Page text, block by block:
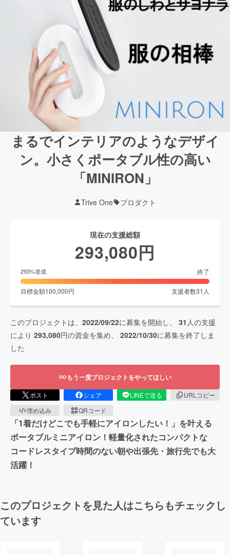
まるでインテリアのようなデザイ
ン。小さくポータブル性の高い
「MINIRON」
Trive One プロダクト
現在の支援総額
293,080円
293%達成 終了
目標金額100,000円 支援者数31 人
このプロジェクトは、 2022/09/22に募集を開始し、 31 人の支援
により 293,080円の資金を集め、 2022/10/30に募集を終了しま
した
もう一度プロジェクトをやってほしい
ポスト シェア LINEで送る
URLコピー
埋め込み
QRコード
「1着だけどこでも手軽にアイロンしたい！」を叶える
ポータブルミニアイロン！軽量化されたコンパクトな
コードレスタイプ時間のない朝や出張先・旅行先でも大
活躍！
このプロジェクトを見た人はこちらもチェックし
ています